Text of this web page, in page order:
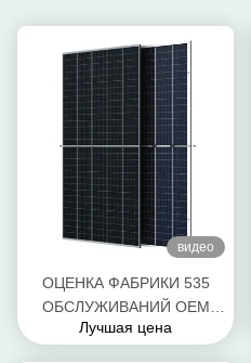
видео
ОЦЕНКА ФАБРИКИ 535
ОБСЛУЖИВАНИЙ OEM
КЛЕТОК TECHONOLOGY
Лучшая цена